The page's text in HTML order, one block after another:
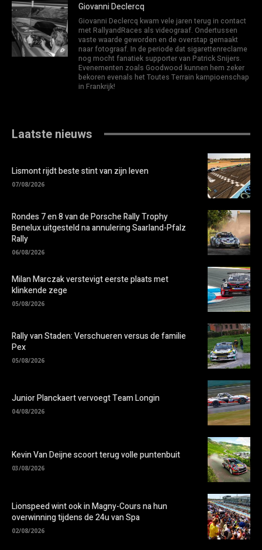
Giovanni Declercq
Giovanni Declercq kwam vele jaren terug in contact
met RallyandRaces als videograaf. Ondertussen
vaste waarde geworden en de overstap gemaakt
naar fotograaf. In de periode dat sigarettenreclame
nog mocht fanatiek supporter van Patrick Snijers.
Evenementen zoals Goodwood kunnen hem zeker
bekoren evenals het Toutes Terrain kampioenschap
in Frankrijk!
Laatste nieuws
Lismont rijdt beste stint van zijn leven
07/08/2026
Rondes 7 en 8 van de Porsche Rally Trophy
Benelux uitgesteld na annulering Saarland-Pfalz
Rally
06/08/2026
Milan Marczak verstevigt eerste plaats met
klinkende zege
05/08/2026
Rally van Staden: Verschueren versus de familie
Pex
05/08/2026
Junior Planckaert vervoegt Team Longin
04/08/2026
Kevin Van Deijne scoort terug volle puntenbuit
03/08/2026
Lionspeed wint ook in Magny-Cours na hun
overwinning tijdens de 24u van Spa
02/08/2026